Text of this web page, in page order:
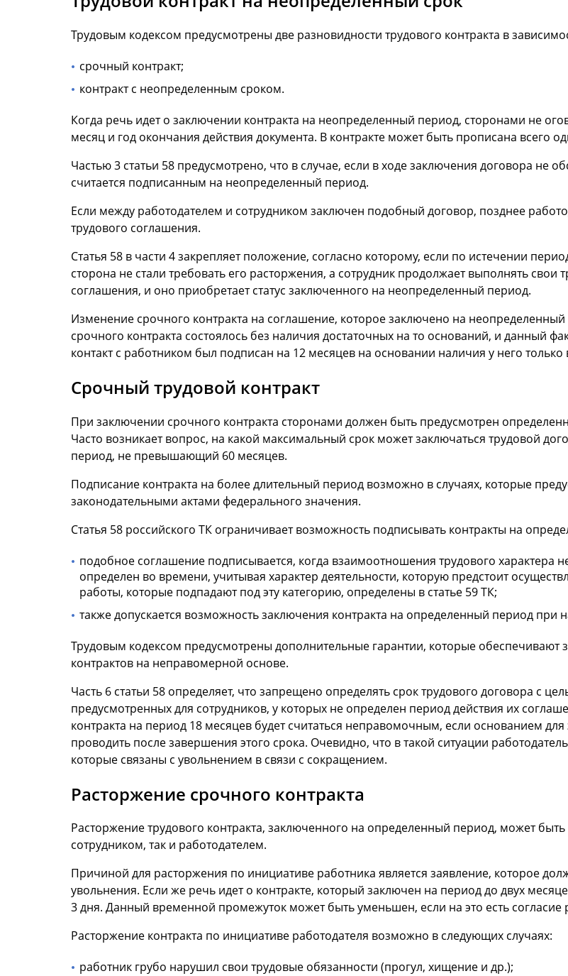
Трудовым кодексом предусмотрены две разновидности трудового контракта в
срочный контракт;
контракт с неопределенным сроком.
Когда речь идет о заключении контракта на неопределенный период, сторонами не
месяц и год окончания действия документа. В контракте может быть прописана всего
Частью 3 статьи 58 предусмотрено, что в случае, если в ходе заключения договора не
считается подписанным на неопределенный период.
Если между работодателем и сотрудником заключен подобный договор, позднее
трудового соглашения.
Статья 58 в части 4 закрепляет положение, согласно которому, если по истечении
сторона не стали требовать его расторжения, а сотрудник продолжает выполнять свои
соглашения, и оно приобретает статус заключенного на неопределенный период.
Изменение срочного контракта на соглашение, которое заключено на
срочного контракта состоялось без наличия достаточных на то оснований, и данный
контакт с работником был подписан на 12 месяцев на основании наличия у него
Срочный трудовой контракт
При заключении срочного контракта сторонами должен быть предусмотрен
Часто возникает вопрос, на какой максимальный срок может заключаться трудовой
период, не превышающий 60 месяцев.
Подписание контракта на более длительный период возможно в случаях, которые
законодательными актами федерального значения.
Статья 58 российского ТК ограничивает возможность подписывать контракты на
подобное соглашение подписывается, когда взаимоотношения трудового характера
определен во времени, учитывая характер деятельности, которую предстоит
работы, которые подпадают под эту категорию, определены в статье 59 ТК;
также допускается возможность заключения контракта на определенный период при
Трудовым кодексом предусмотрены дополнительные гарантии, которые обеспечивают
контрактов на неправомерной основе.
Часть 6 статьи 58 определяет, что запрещено определять срок трудового договора с
предусмотренных для сотрудников, у которых не определен период действия их
контракта на период 18 месяцев будет считаться неправомочным, если основанием
проводить после завершения этого срока. Очевидно, что в такой ситуации
которые связаны с увольнением в связи с сокращением.
Расторжение срочного контракта
Расторжение трудового контракта, заключенного на определенный период, может
сотрудником, так и работодателем.
Причиной для расторжения по инициативе работника является заявление, которое
увольнения. Если же речь идет о контракте, который заключен на период до двух
3 дня. Данный временной промежуток может быть уменьшен, если на это есть согласие
Расторжение контракта по инициативе работодателя возможно в следующих случаях:
работник грубо нарушил свои трудовые обязанности (прогул, хищение и др.);